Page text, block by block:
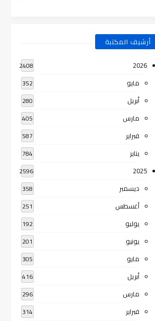
أرشيف المكتبة
2026
2408
مايو 352
أبريل 280
مارس 405
فبراير 587
يناير 784
2025
2596
ديسمبر 358
أغسطس 251
يوليو 192
يونيو 201
مايو 305
أبريل 416
مارس 296
فبراير 314